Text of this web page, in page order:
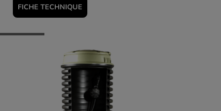
FICHE TECHNIQUE